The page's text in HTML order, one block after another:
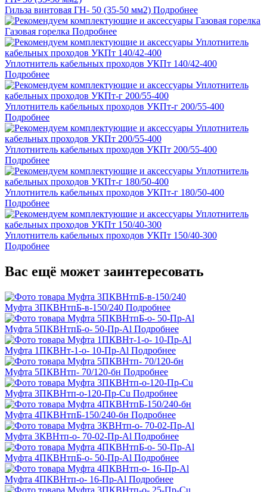
Гильза винтовая ГН- 50 (35-50 мм2) Подробнее
Газовая горелка Подробнее
Уплотнитель кабельных проходов УКПт 140/42-400
Подробнее
Уплотнитель кабельных проходов УКПт-г 200/55-400
Подробнее
Уплотнитель кабельных проходов УКПт 200/55-400
Подробнее
Уплотнитель кабельных проходов УКПт-г 180/50-400
Подробнее
Уплотнитель кабельных проходов УКПт 150/40-300
Подробнее
Вас ещё может заинтересовать
Муфта 3ПКВНтпБ-в-150/240 Подробнее
Муфта 5ПКВНтпБ-о- 50-Пр-Al Подробнее
Муфта 1ПКВНт-1-о- 10-Пр-Al Подробнее
Муфта 5ПКВНтп- 70/120-бн Подробнее
Муфта 3ПКВНтп-о-120-Пр-Cu Подробнее
Муфта 4ПКВНтпБ-150/240-бн Подробнее
Муфта 3КВНтп-о- 70-02-Пр-Al Подробнее
Муфта 4ПКВНтпБ-о- 50-Пр-Al Подробнее
Муфта 4ПКВНтп-о- 16-Пр-Al Подробнее